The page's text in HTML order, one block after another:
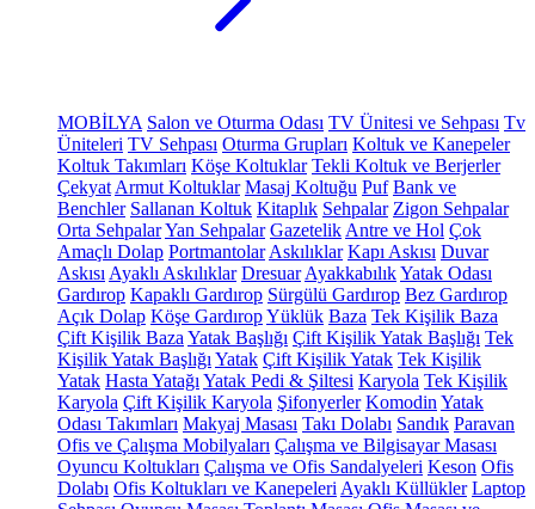
MOBİLYA Salon ve Oturma Odası TV Ünitesi ve Sehpası Tv
Üniteleri TV Sehpası Oturma Grupları Koltuk ve Kanepeler
Koltuk Takımları Köşe Koltuklar Tekli Koltuk ve Berjerler
Çekyat Armut Koltuklar Masaj Koltuğu Puf Bank ve
Benchler Sallanan Koltuk Kitaplık Sehpalar Zigon Sehpalar
Orta SehpalarYan Sehpalar Gazetelik Antre ve Hol Çok
Amaçlı Dolap Portmantolar Askılıklar Kapı Askısı Duvar
Askısı Ayaklı Askılıklar Dresuar AyakkabılıkYatak Odası
Gardırop Kapaklı Gardırop Sürgülü Gardırop Bez Gardırop
Açık Dolap Köşe GardıropYüklük Baza Tek Kişilik Baza
Çift Kişilik Baza Yatak Başlığı Çift Kişilik Yatak Başlığı Tek
Kişilik Yatak Başlığı Yatak Çift Kişilik Yatak Tek Kişilik
Yatak Hasta Yatağı Yatak Pedi & Şiltesi Karyola Tek Kişilik
Karyola Çift Kişilik Karyola Şifonyerler Komodin Yatak
Odası Takımları Makyaj Masası Takı Dolabı Sandık Paravan
Ofis ve Çalışma Mobilyaları Çalışma ve Bilgisayar Masası
Oyuncu Koltukları Çalışma ve Ofis Sandalyeleri Keson Ofis
Dolabı Ofis Koltukları ve Kanepeleri Ayaklı Küllükler Laptop